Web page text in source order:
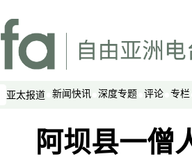
亚太报道 新闻快讯 深度专题 评论 专栏
阿坝县一僧